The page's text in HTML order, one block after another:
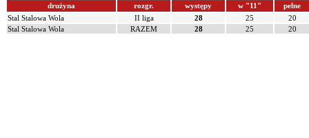
drużyna rozgr. występy w "11"
pełne
Stal Stalowa Wola
II liga 28 25
20
Stal Stalowa Wola
RAZEM 28 25 20